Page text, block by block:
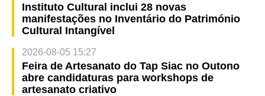
Instituto Cultural inclui 28 novas
manifestações no Inventário do Património
Cultural Intangível
2026-08-05 15:27
Feira de Artesanato do Tap Siac no Outono
abre candidaturas para workshops de
artesanato criativo